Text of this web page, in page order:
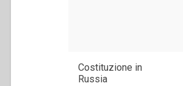
Costituzione in
Russia